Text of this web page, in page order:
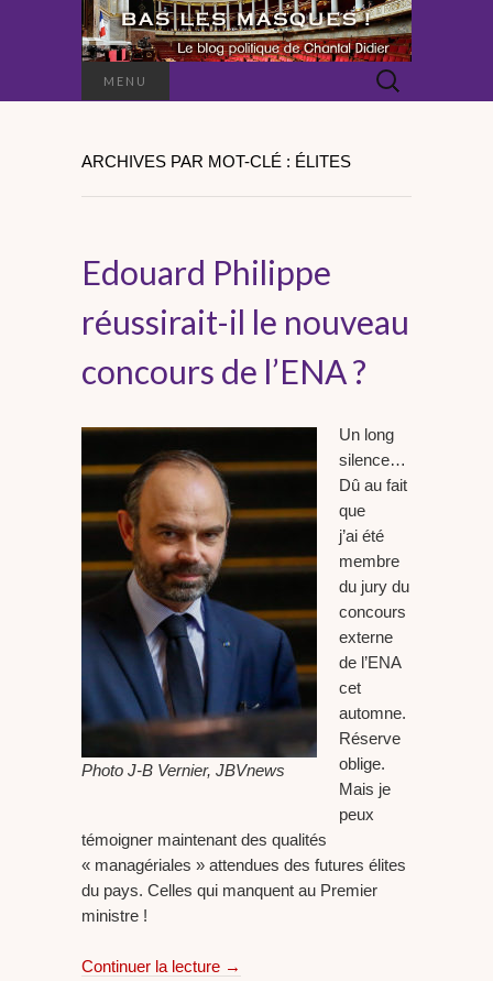
MENU Rechercher :
ARCHIVES PAR MOT-CLÉ : ÉLITES
Edouard Philippe
réussirait-il le nouveau
concours de l’ENA ?
Photo J-B Vernier, JBVnews
Un long
silence…
Dû au fait
que
j’ai été
membre
du jury du
concours
externe
de l’ENA
cet
automne.
Réserve
oblige.
Mais je
peux
témoigner maintenant des qualités
« managériales » attendues des futures élites
du pays. Celles qui manquent au Premier
ministre !
Continuer la lecture →